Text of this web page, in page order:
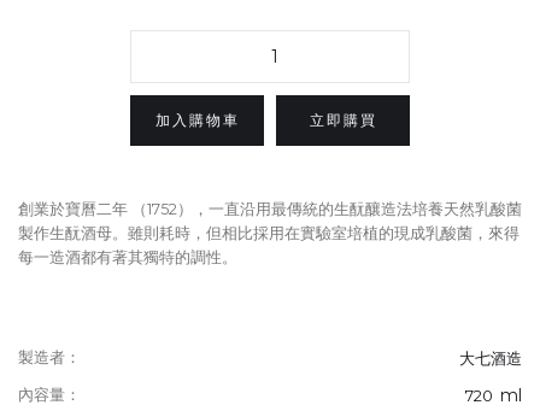
立即購買
創業於寶曆二年 （1752），一直沿用最傳統的生酛釀造法培養天然乳酸菌
製作生酛酒母。雖則耗時，但相比採用在實驗室培植的現成乳酸菌，來得
每一造酒都有著其獨特的調性。
製造者： 大七酒造
內容量： 720 ml